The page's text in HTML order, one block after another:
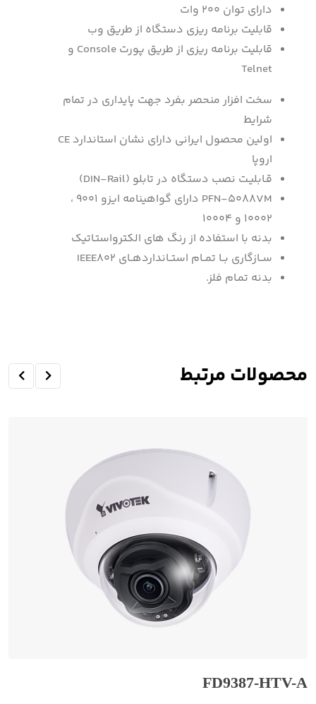
دارای توان ۲۰۰ وات
قابلیت برنامه ریزی دستگاه از طریق وب
قابلیت برنامه ریزی از طریق پورت Console و
Telnet
سخت افزار منحصر بفرد جهت پایداری در تمام
شرایط
اولین محصول ایرانی دارای نشان استاندارد CE
اروپا
قـابلیـت نصب دستگاه در تابلو (DIN-Rail)
PFN-5088VM دارای گواهینامه ایزو ۹۰۰۱ ،
۱۰۰۰۲ و ۱۰۰۰۴
بدنه با استفاده از رنگ های الکترواستـاتیک
ســازگاری بــا تمــام استــانداردهــای IEEE802
بدنه تمـام فلز.
محصولات مرتبط
FD9387-HTV-A